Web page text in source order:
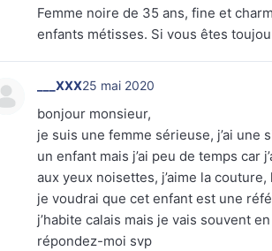
Femme noire de 35 ans, fine et
enfants métisses. Si vous êtes
___XXX25 mai 2020
bonjour monsieur,
je suis une femme sérieuse, j’ai une
un enfant mais j’ai peu de temps
aux yeux noisettes, j’aime la
je voudrai que cet enfant est une
j’habite calais mais je vais souvent
répondez-moi svp